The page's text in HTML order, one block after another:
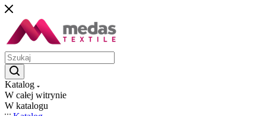
Katalog
W całej witrynie
W katalogu